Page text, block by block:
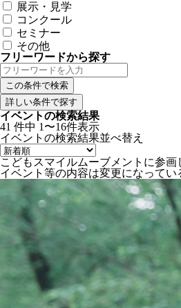
展示・見学
コンクール
セミナー
その他
フリーワードから探す
詳しい条件で探す
イベントの検索結果
41 件中 1〜16件表示
イベントの検索結果並べ替え
こどもスマイルムーブメントに参
イベント等の内容は変更になって